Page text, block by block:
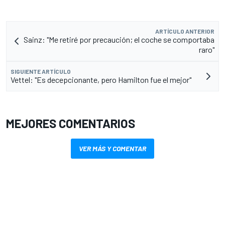
ARTÍCULO ANTERIOR
Sainz: "Me retiré por precaución; el coche se comportaba
raro"
SIGUIENTE ARTÍCULO
Vettel: "Es decepcionante, pero Hamilton fue el mejor"
MEJORES COMENTARIOS
VER MÁS Y COMENTAR